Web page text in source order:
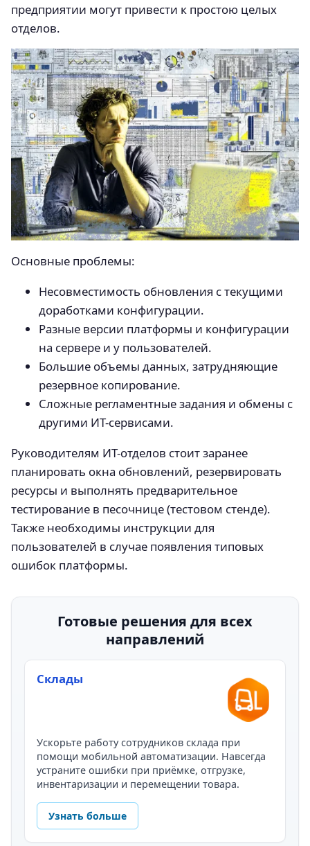
предприятии могут привести к простою целых
отделов.
Основные проблемы:
Несовместимость обновления с текущими
доработками конфигурации.
Разные версии платформы и конфигурации
на сервере и у пользователей.
Большие объемы данных, затрудняющие
резервное копирование.
Сложные регламентные задания и обмены с
другими ИТ-сервисами.
Руководителям ИТ-отделов стоит заранее
планировать окна обновлений, резервировать
ресурсы и выполнять предварительное
тестирование в песочнице (тестовом стенде).
Также необходимы инструкции для
пользователей в случае появления типовых
ошибок платформы.
Готовые решения для всех
направлений
Склады
Ускорьте работу сотрудников склада при
помощи мобильной автоматизации. Навсегда
устраните ошибки при приёмке, отгрузке,
инвентаризации и перемещении товара.
Узнать больше